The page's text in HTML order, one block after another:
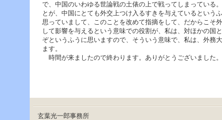
で、中国のいわゆる世論戦の土俵の上で戦ってしまっている
とが、中国にとても外交上つけ入るすきを与えているという
思っていまして、このことを改めて指摘をして、だからこそ
して影響を与えるという意味での役割が、私は、対ほかの国
ぞというふうに思いますので、そういう意味で、私は、外務
ます。
時間が来ましたので終わります。ありがとうございました。
玄葉光一郎事務所